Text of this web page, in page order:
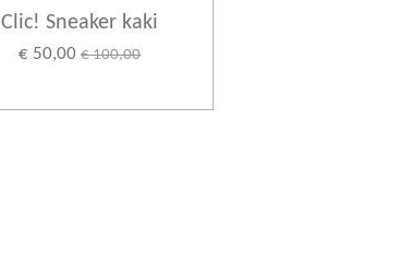
Clic! Sneaker kaki
€ 50,00 € 100,00